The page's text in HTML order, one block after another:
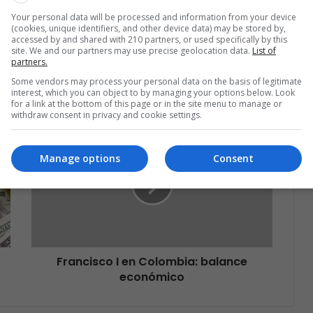
Francisco I en Colombia: balance
económico
Your personal data will be processed and information from your device
(cookies, unique identifiers, and other device data) may be stored by,
accessed by and shared with 210 partners, or used specifically by this
site. We and our partners may use precise geolocation data. List of
partners.
Some vendors may process your personal data on the basis of legitimate
interest, which you can object to by managing your options below. Look
for a link at the bottom of this page or in the site menu to manage or
withdraw consent in privacy and cookie settings.
Consent
Manage options